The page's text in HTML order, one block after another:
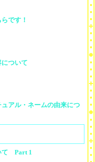
です！
ついて
アル・ネームの由来につ
て Part 1